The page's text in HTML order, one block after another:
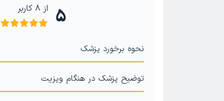
5 از 8کاربر
نحوه برخورد پزشک
توضیح پزشک در هنگام ویزیت